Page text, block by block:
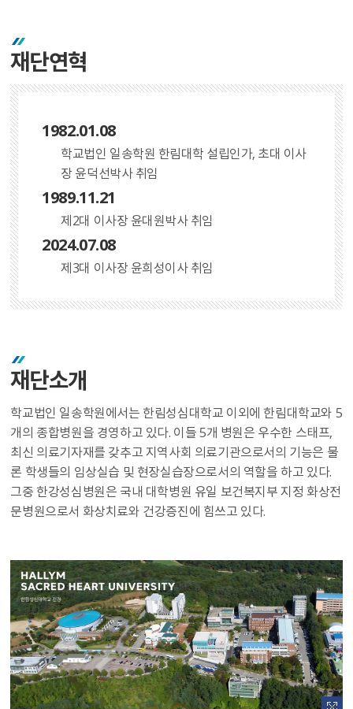
재단연혁
1982.01.08
학교법인 일송학원 한림대학 설립인가, 초대 이사
장 윤덕선박사 취임
1989.11.21
제2대 이사장 윤대원박사 취임
2024.07.08
제3대 이사장 윤희성이사 취임
재단소개
학교법인 일송학원에서는 한림성심대학교 이외에 한림대학교와 5
개의 종합병원을 경영하고 있다. 이들 5개 병원은 우수한 스태프,
최신 의료기자재를 갖추고 지역사회 의료기관으로서의 기능은 물
론 학생들의 임상실습 및 현장실습장으로서의 역할을 하고 있다.
그중 한강성심병원은 국내 대학병원 유일 보건복지부 지정 화상전
문병원으로서 화상치료와 건강증진에 힘쓰고 있다.